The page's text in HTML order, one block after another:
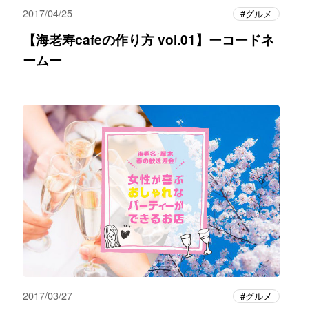
2017/04/25 グルメ
【海老寿cafeの作り方 vol.01】ーコードネ
ームー
2017/03/27 グルメ